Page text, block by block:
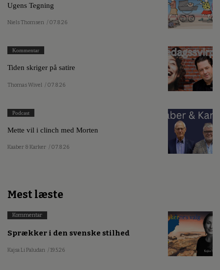
Ugens Tegning
Niels Thomsen / 07.8.26
Kommentar
Tiden skriger på satire
Thomas Wivel / 07.8.26
Podcast
Mette vil i clinch med Morten
Kaaber & Karker / 07.8.26
Mest læste
Kommentar
Sprækker i den svenske stilhed
Kajsa Li Paludan / 19.5.26